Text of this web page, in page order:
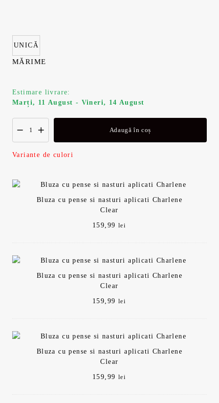
UNICĂ
MĂRIME
Estimare livrare:
Marți, 11 August - Vineri, 14 August
Adaugă în coș
Variante de culori
Bluza cu pense si nasturi aplicati Charlene
Clear
159,99 lei
Bluza cu pense si nasturi aplicati Charlene
Clear
159,99 lei
Bluza cu pense si nasturi aplicati Charlene
Clear
159,99 lei